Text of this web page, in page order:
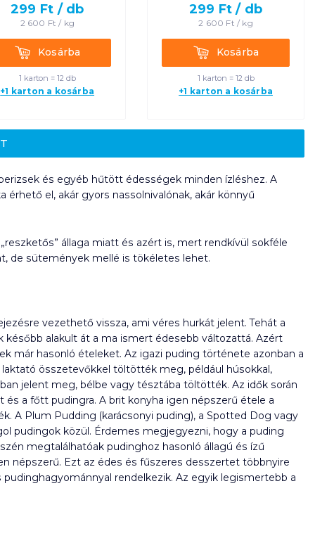
299 Ft / db
2 600 Ft / kg
KosárbaKosárba
1 karton = 12 db
+1 karton a kosárba
299 Ft / db
2 600 Ft / kg
KosárbaKosárba
1 karton = 12 db
+1 karton a kosárba
és egyéb hűtött édességek minden ízléshez. A
el, akár gyors nassolnivalónak, akár könnyű
állaga miatt és azért is, mert rendkívül sokféle
de sütemények mellé is tökéletes lehet.
vezethető vissza, ami véres hurkát jelent. Tehát a
alakult át a ma ismert édesebb változattá. Azért
már hasonló ételeket. Az igazi puding története azonban a
összetevőkkel töltötték meg, például húsokkal,
jelent meg, bélbe vagy tésztába töltötték. Az idők során
a főtt pudingra. A brit konyha igen népszerű étele a
A Plum Pudding (karácsonyi puding), a Spotted Dog vagy
pudingok közül. Érdemes megjegyezni, hogy a puding
megtalálhatóak pudinghoz hasonló állagú és ízű
népszerű. Ezt az édes és fűszeres desszertet többnyire
rendelkezik. Az egyik legismertebb a